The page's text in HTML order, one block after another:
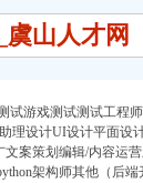
山人才网
试游戏测试测试工程
理设计UI设计平面设
案策划编辑/内容运
架构师其他（后